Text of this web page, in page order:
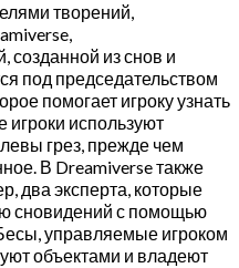
творений,
созданной из снов и
под председательством
помогает игроку узнать
используют
грез, прежде чем
В Dreamiverse также
два эксперта, которые
сновидений с помощью
управляемые игроком
объектами и владеют